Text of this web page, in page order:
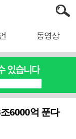
동영상
6000억 푼다